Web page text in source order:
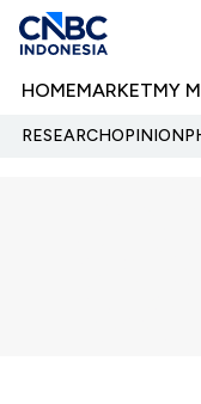
HOMEMARKETMY
RESEARCHOPINION